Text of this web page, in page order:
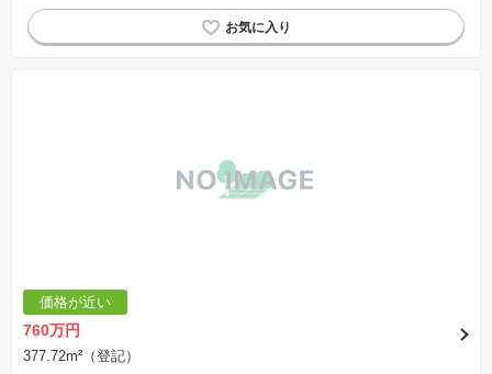
価格が近い
760万円
377.72m²（登記）